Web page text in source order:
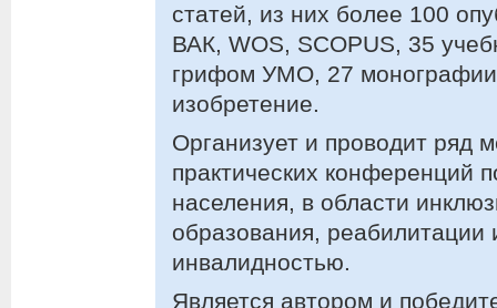
статей, из них более 100
ВАК, WOS, SCOPUS, 35
грифом УМО, 27 монографии
изобретение.
Организует и проводит ряд
практических конференций
населения, в области
образования, реабилитации
инвалидностью.
Является автором и